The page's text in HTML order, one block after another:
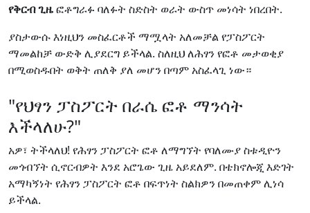
የቅርብ ጊዜፎቶግራፉ ባለፉት ስድስት ወራት ውስጥ መነሳት ነበረበት.
ያስታውሱ እነዚህን መስፈርቶች ማሟላት አለመቻል የፓስፖርት
ማመልከቻ ውድቅ ሊያደርግ ይችላል. ስለዚህ ለሕፃን የፎቶ መታወቂያ
በሚወስዱበት ወቅት ጠለቅ ያለ መሆን በጣም አስፈላጊ ነው።
"የህፃን ፓስፖርት በራሴ ፎቶ ማንሳት
እችላለሁ?"
አዎ፣ ትችላለህ! የሕፃን ፓስፖርት ፎቶ ለማግኘት የባለሙያ ስቱዲዮን
መጎብኘት ሲኖርብዎት እንደ አሮጌው ጊዜ አይደለም. በቴክኖሎጂ እድገት
አማካኝነት የሕፃን ፓስፖርት ፎቶ በፍጥነት ስልክዎን በመጠቀም ሊነሳ
ይችላል.